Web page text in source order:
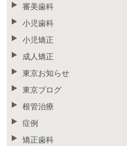
審美歯科
小児歯科
小児矯正
成人矯正
東京お知らせ
東京ブログ
根管治療
症例
矯正歯科